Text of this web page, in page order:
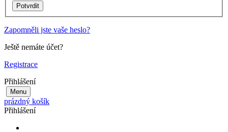
Zapomněli jste vaše heslo?
Ještě nemáte účet?
Registrace
Přihlášení
Menu
prázdný košík
Přihlášení